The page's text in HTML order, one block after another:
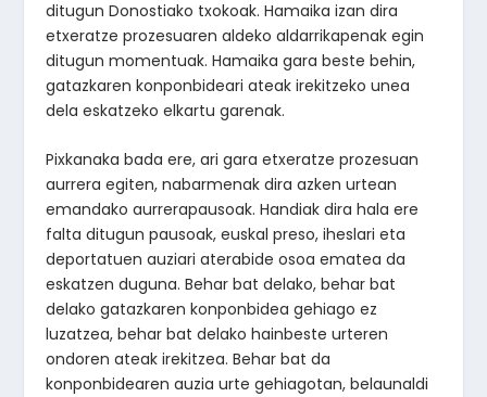
ditugun Donostiako txokoak. Hamaika izan dira
etxeratze prozesuaren aldeko aldarrikapenak egin
ditugun momentuak. Hamaika gara beste behin,
gatazkaren konponbideari ateak irekitzeko unea
dela eskatzeko elkartu garenak.
Pixkanaka bada ere, ari gara etxeratze prozesuan
aurrera egiten, nabarmenak dira azken urtean
emandako aurrerapausoak. Handiak dira hala ere
falta ditugun pausoak, euskal preso, iheslari eta
deportatuen auziari aterabide osoa ematea da
eskatzen duguna. Behar bat delako, behar bat
delako gatazkaren konponbidea gehiago ez
luzatzea, behar bat delako hainbeste urteren
ondoren ateak irekitzea. Behar bat da
konponbidearen auzia urte gehiagotan, belaunaldi